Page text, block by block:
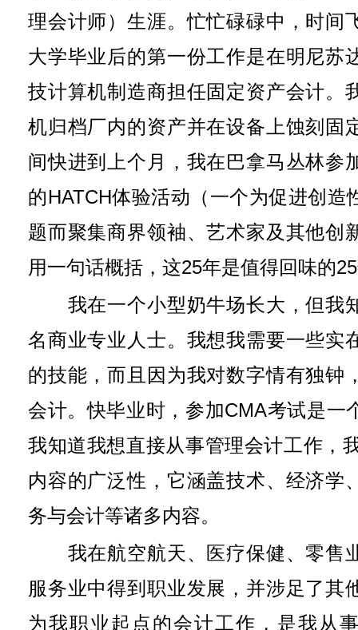
理会计师）生涯。忙忙碌碌中，时间
大学毕业后的第一份工作是在明尼苏
技计算机制造商担任固定资产会计。
机归档厂内的资产并在设备上蚀刻固
间快进到上个月，我在巴拿马丛林参
的HATCH体验活动（一个为促进创造
题而聚集商界领袖、艺术家及其他创
用一句话概括，这25年是值得回味的
我在一个小型奶牛场长大，但我
名商业专业人士。我想我需要一些实
的技能，而且因为我对数字情有独钟
会计。快毕业时，参加CMA考试是一
我知道我想直接从事管理会计工作，
内容的广泛性，它涵盖技术、经济学
务与会计等诸多内容。
我在航空航天、医疗保健、零售
服务业中得到职业发展，并涉足了其
为我职业起点的会计工作，是我从